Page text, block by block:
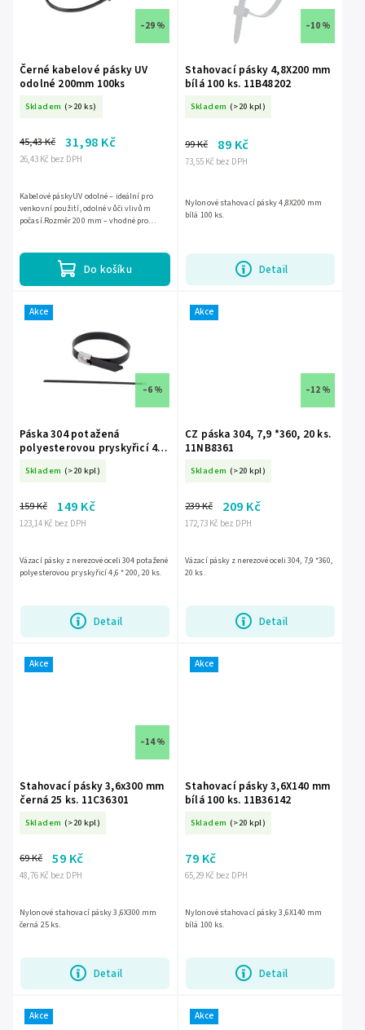
–29 %
Černé kabelové pásky UV
odolné 200mm 100ks
Skladem (>20 ks)
26,43 Kč bez DPH
45,43 Kč 31,98 Kč
Do košíku
Kabelové páskyUV odolné – ideální pro
venkovní použití, odolné vůči vlivům
počasí.Rozměr 200 mm – vhodné pro
–10 %
Stahovací pásky 4,8X200 mm
bílá 100 ks. 11B48202
Skladem (>20 kpl)
73,55 Kč bez DPH
99 Kč 89 Kč
Detail
Nylonové stahovací pásky 4,8X200 mm
bílá 100 ks.
Akce
–6 %
Páska 304 potažená
polyesterovou pryskyřicí 4,6
Skladem (>20 kpl)
123,14 Kč bez DPH
159 Kč 149 Kč
Detail
Vázací pásky z nerezové oceli 304 potažené
polyesterovou pryskyřicí 4,6 * 200, 20 ks.
Akce
–12 %
CZ páska 304, 7,9 *360, 20 ks.
11NB8361
Skladem (>20 kpl)
172,73 Kč bez DPH
239 Kč 209 Kč
Detail
Vázací pásky z nerezové oceli 304, 7,9 *360,
20 ks.
Akce
–14 %
Stahovací pásky 3,6x300 mm
černá 25 ks. 11C36301
Skladem (>20 kpl)
48,76 Kč bez DPH
69 Kč 59 Kč
Detail
Nylonové stahovací pásky 3,6X300 mm
černá 25 ks.
Akce
Stahovací pásky 3,6X140 mm
bílá 100 ks. 11B36142
Skladem (>20 kpl)
65,29 Kč bez DPH
79 Kč
Detail
Nylonové stahovací pásky 3,6X140 mm
bílá 100 ks.
Akce Akce